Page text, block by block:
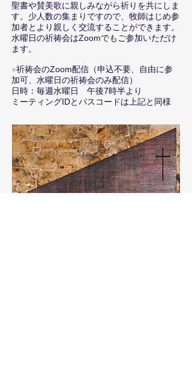
聖書や賛美歌に親しみながら祈りを共にしま
す。少人数の集まりですので、牧師はじめ参
加者とより親しく交流することができます。
水曜日の祈祷会はZoomでもご参加いただけ
ます。
●祈祷会のZoom配信 （申込不要、自由に参
加可、水曜日の祈祷会のみ配信）
日時：毎週水曜日 午後7時半より
ミーティングIDとパスコードは上記と同様